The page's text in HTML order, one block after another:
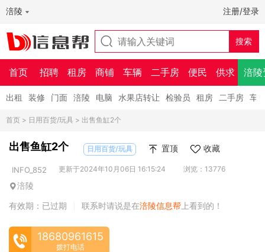
涪陵 注册/登录
首页 招聘 租房 商铺 车辆 二手房 便民 供求 涪陵
出租 装修 门面 涪陵 电脑 水果店转让 检验员 租房 二手房 车
首页 > 日用百货/玩具 > 出售鱼缸2个
出售鱼缸2个 日用百货/玩具 置顶 收藏
INFO_852 更新于2024年10月06日 16:15:24 浏览：13776
涪陵
有效期：已过期
联系时请说是在涪陵信息帮 上看到的！
18680961615
拨打电话